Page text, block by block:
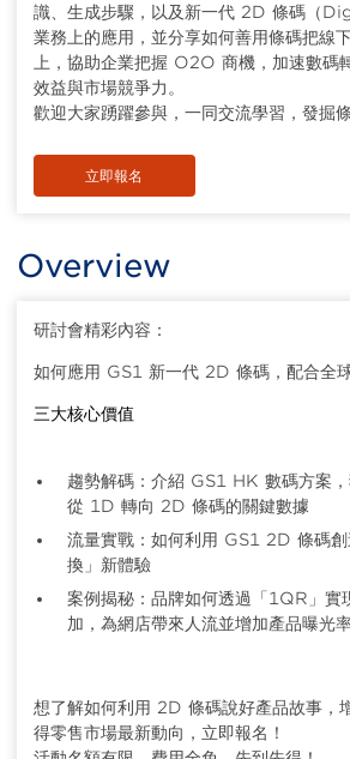
識、生成步驟，以及新一代 2D 條碼（
業務上的應用，並分享如何善用條碼把線
上，協助企業把握 O2O 商機，加速數碼
效益與市場競爭力。
歡迎大家踴躍參與，一同交流學習，發掘
立即報名
Overview
研討會精彩內容：
如何應用 GS1 新一代 2D 條碼，配合全
三大核心價值
趨勢解碼：介紹 GS1 HK 數碼方案
從 1D 轉向 2D 條碼的關鍵數據
流量實戰：如何利用 GS1 2D 條碼
換」新體驗
案例揭秘：品牌如何透過「1QR」實
加，為網店帶來人流並增加產品曝光
想了解如何利用 2D 條碼說好產品故事，
得零售市場最新動向，立即報名！